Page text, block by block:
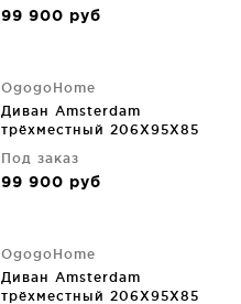
99 900 руб
OgogoHome
Диван Amsterdam
трёхместный 206X95X85
Под заказ
99 900 руб
OgogoHome
Диван Amsterdam
трёхместный 206X95X85